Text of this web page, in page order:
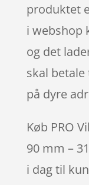
produktet
i webshop
og det
skal
på dyre
Køb PRO
90 mm –
i dag til